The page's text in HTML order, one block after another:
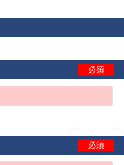
必須
必須